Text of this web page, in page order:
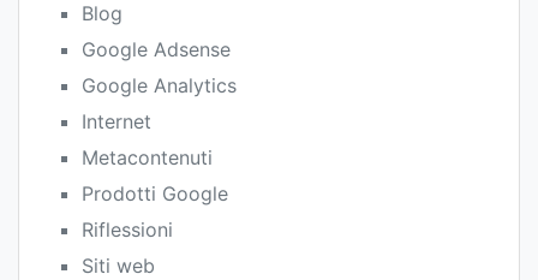
Blog
Google Adsense
Google Analytics
Internet
Metacontenuti
Prodotti Google
Riflessioni
Siti web